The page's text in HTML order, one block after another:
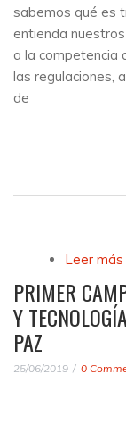
sabemos qué es
entienda
a la competencia
las regulaciones,
de
Leer más
PRIMER
Y
PAZ
25/06/2019 0